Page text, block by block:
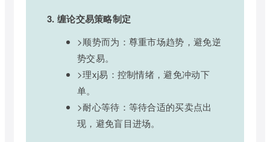
3. 缠论交易策略制定
>顺势而为：尊重市场趋势，避免逆
势交易。
>理xj易：控制情绪，避免冲动下
单。
>耐心等待：等待合适的买卖点出
现，避免盲目进场。